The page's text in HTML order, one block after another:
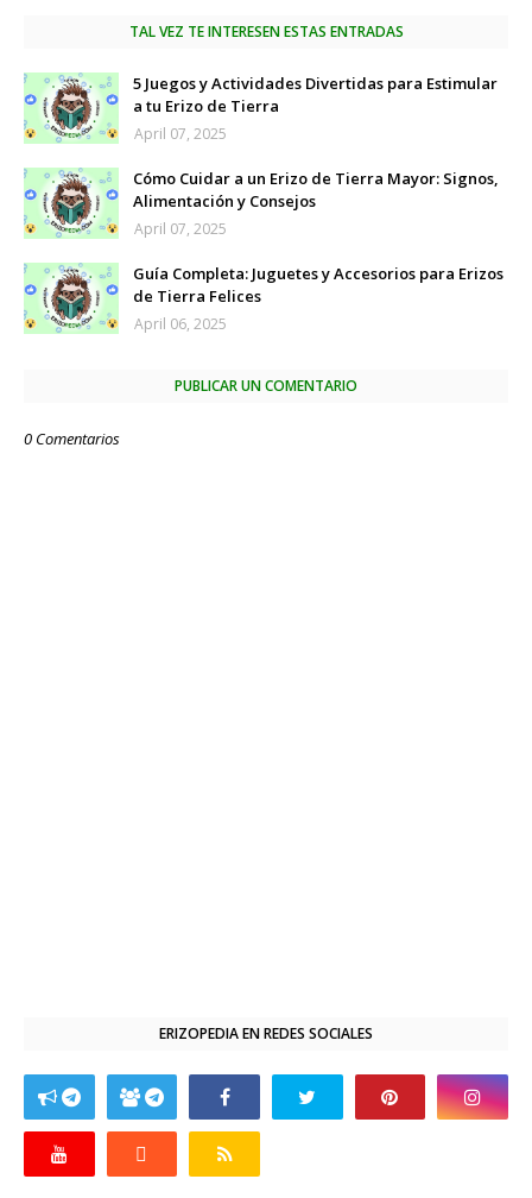
TAL VEZ TE INTERESEN ESTAS ENTRADAS
5 Juegos y Actividades Divertidas para Estimular
a tu Erizo de Tierra
April 07, 2025
Cómo Cuidar a un Erizo de Tierra Mayor: Signos,
Alimentación y Consejos
April 07, 2025
Guía Completa: Juguetes y Accesorios para Erizos
de Tierra Felices
April 06, 2025
PUBLICAR UN COMENTARIO
0 Comentarios
ERIZOPEDIA EN REDES SOCIALES